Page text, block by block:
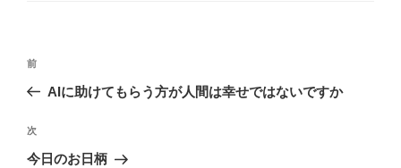
投
ビ
ゲ
前
の
稿
前
AIに助けてもらう方が人間は幸せではないですか
次
の
次
今日のお日柄